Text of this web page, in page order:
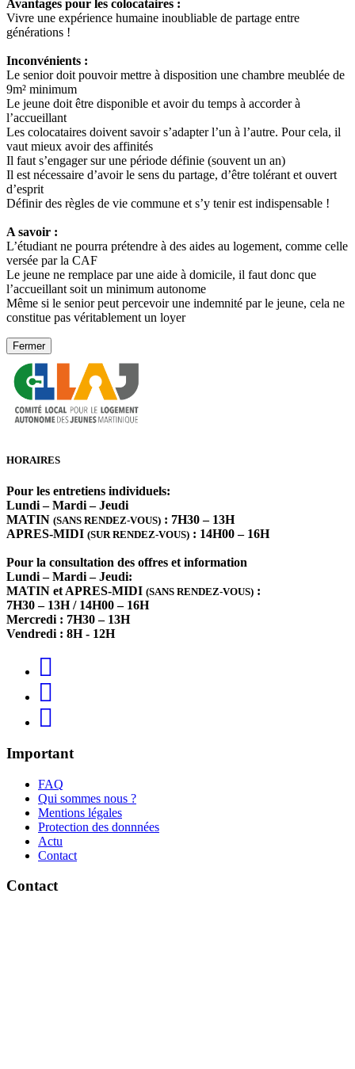
Avantages pour les colocataires :
Vivre une expérience humaine inoubliable de partage entre
générations !
Inconvénients :
Le senior doit pouvoir mettre à disposition une chambre meublée de
9m² minimum
Le jeune doit être disponible et avoir du temps à accorder à
l’accueillant
Les colocataires doivent savoir s’adapter l’un à l’autre. Pour cela, il
vaut mieux avoir des affinités
Il faut s’engager sur une période définie (souvent un an)
Il est nécessaire d’avoir le sens du partage, d’être tolérant et ouvert
d’esprit
Définir des règles de vie commune et s’y tenir est indispensable !
A savoir :
L’étudiant ne pourra prétendre à des aides au logement, comme celle
versée par la CAF
Le jeune ne remplace par une aide à domicile, il faut donc que
l’accueillant soit un minimum autonome
Même si le senior peut percevoir une indemnité par le jeune, cela ne
constitue pas véritablement un loyer
Fermer
HORAIRES
Pour les entretiens individuels:
Lundi – Mardi – Jeudi
MATIN (SANS RENDEZ-VOUS) : 7H30 – 13H
APRES-MIDI (SUR RENDEZ-VOUS) : 14H00 – 16H
Pour la consultation des offres et information
Lundi – Mardi – Jeudi:
MATIN et APRES-MIDI (SANS RENDEZ-VOUS) :
7H30 – 13H / 14H00 – 16H
Mercredi : 7H30 – 13H
Vendredi : 8H - 12H
Important
FAQ
Qui sommes nous ?
Mentions légales
Protection des donnnées
Actu
Contact
Contact